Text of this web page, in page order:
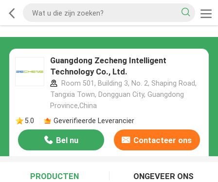
Guangdong Zecheng Intelligent
Technology Co., Ltd.
Room 501, Building 3, No. 2, Shaping Road,
Tangxia Town, Dongguan City, Guangdong
Province,China
5.0
Geverifieerde Leverancier
Bel nu Contacteer ons
PRODUCTEN ONGEVEER ONS